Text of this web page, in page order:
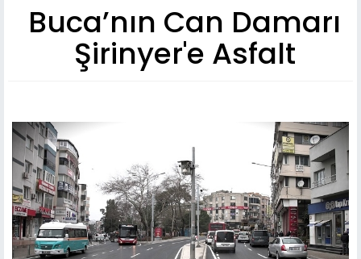
Buca’nın Can Damarı
Şirinyer'e Asfalt